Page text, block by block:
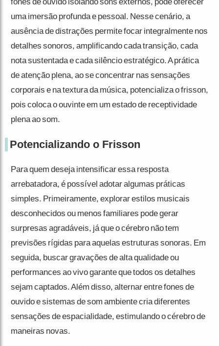
uma imersão profunda e pessoal. Nesse cenário, a
ausência de distrações permite focar integralmente nos
detalhes sonoros, amplificando cada transição, cada
nota sustentada e cada silêncio estratégico. A prática
de atenção plena, ao se concentrar nas sensações
corporais e na textura da música, potencializa o frisson,
pois coloca o ouvinte em um estado de receptividade
plena ao som.
Potencializando o Frisson
Para quem deseja intensificar essa resposta
arrebatadora, é possível adotar algumas práticas
simples. Primeiramente, explorar estilos musicais
desconhecidos ou menos familiares pode gerar
surpresas agradáveis, já que o cérebro não tem
previsões rígidas para aquelas estruturas sonoras. Em
seguida, buscar gravações de alta qualidade ou
performances ao vivo garante que todos os detalhes
sejam captados. Além disso, alternar entre fones de
ouvido e sistemas de som ambiente cria diferentes
sensações de espacialidade, estimulando o cérebro de
maneiras novas.